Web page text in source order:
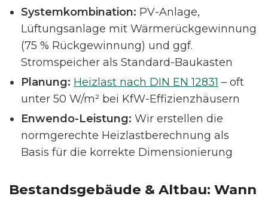
Systemkombination: PV-Anlage,
Lüftungsanlage mit Wärmerückgewinnung
(75 % Rückgewinnung) und ggf.
Stromspeicher als Standard-Baukasten
Planung: Heizlast nach DIN EN 12831 – oft
unter 50 W/m² bei KfW-Effizienzhäusern
Enwendo-Leistung: Wir erstellen die
normgerechte Heizlastberechnung als
Basis für die korrekte Dimensionierung
Bestandsgebäude & Altbau: Wann